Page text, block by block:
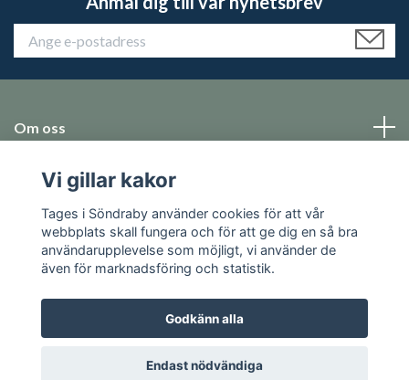
Om oss
Emballage
Sociala medier
© 2026 Tages i Söndraby
Vi gillar kakor
Tages i Söndraby använder cookies för att vår
webbplats skall fungera och för att ge dig en så bra
användarupplevelse som möjligt, vi använder de
även för marknadsföring och statistik.
Godkänn alla
Endast nödvändiga